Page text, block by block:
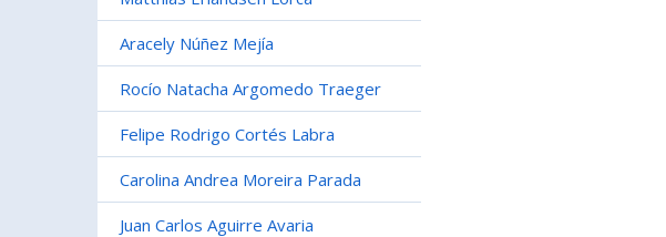
Aracely Núñez Mejía
Rocío Natacha Argomedo Traeger
Felipe Rodrigo Cortés Labra
Carolina Andrea Moreira Parada
Juan Carlos Aguirre Avaria